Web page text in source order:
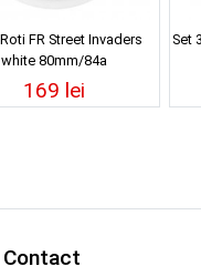
FR Street Invaders
white 80mm/84a
169 lei
Set
Contact